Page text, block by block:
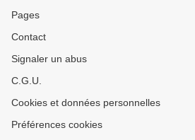
Pages
Contact
Signaler un abus
C.G.U.
Cookies et données personnelles
Préférences cookies